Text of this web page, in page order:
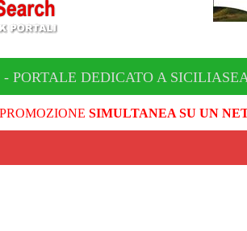
PORTALE DEDICATO A
SIMULTANEA SU UN